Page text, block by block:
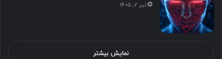
تیر ۷, ۱۴۰۵
نمایش بیشتر